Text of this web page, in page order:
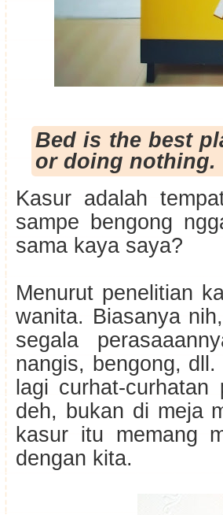
Bed is the best
or doing nothing.
Kasur adalah
sampe bengong
sama kaya saya?
Menurut penelitian
wanita. Biasanya
segala
nangis, bengong,
lagi curhat-
deh, bukan di meja
kasur itu memang
dengan kita.